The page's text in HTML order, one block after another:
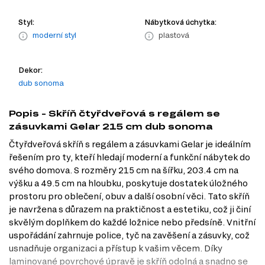
Styl:
moderní styl
Nábytková úchytka:
plastová
Dekor:
dub sonoma
Popis - Skříň čtyřdveřová s regálem se
zásuvkami Gelar 215 cm dub sonoma
Čtyřdveřová skříň s regálem a zásuvkami Gelar je ideálním
řešením pro ty, kteří hledají moderní a funkční nábytek do
svého domova. S rozměry 215 cm na šířku, 203.4 cm na
výšku a 49.5 cm na hloubku, poskytuje dostatek úložného
prostoru pro oblečení, obuv a další osobní věci. Tato skříň
je navržena s důrazem na praktičnost a estetiku, což ji činí
skvělým doplňkem do každé ložnice nebo předsíně. Vnitřní
uspořádání zahrnuje police, tyč na zavěšení a zásuvky, což
usnadňuje organizaci a přístup k vašim věcem. Díky
laminované povrchové úpravě je skříň odolná a snadno se